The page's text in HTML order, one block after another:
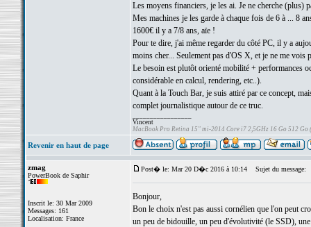
Les moyens financiers, je les ai. Je ne cherche (plus)
Mes machines je les garde à chaque fois de 6 à ... 8
1600€ il y a 7/8 ans, aïe !
Pour te dire, j'ai même regarder du côté PC, il y a
moins cher... Seulement pas d'OS X, et je ne me vois
Le besoin est plutôt orienté mobilité + performances
considérable en calcul, rendering, etc..).
Quant à la Touch Bar, je suis attiré par ce concept,
complet journalistique autour de ce truc.
Vincent
MacBook Pro Retina 15" mi-2014 Core i7 2,5GHz 16 Go 512 Go
Revenir en haut de page
zmag
PowerBook de Saphir
Inscrit le: 30 Mar 2009
Messages: 161
Localisation: France
Post� le: Mar 20 D�c 2016 à 10:14 Sujet du message:
Bonjour,
Bon le choix n'est pas aussi cornélien que l'on peut
un peu de bidouille, un peu d'évolutivité (le SSD),